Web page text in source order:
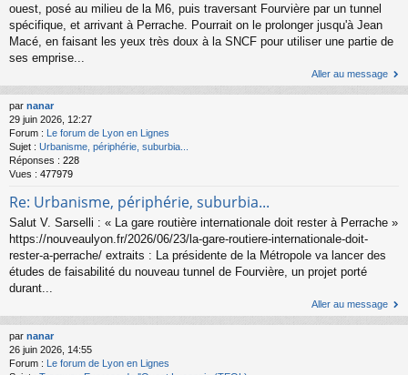
ouest, posé au milieu de la M6, puis traversant Fourvière par un tunnel
spécifique, et arrivant à Perrache. Pourrait on le prolonger jusqu'à Jean
Macé, en faisant les yeux très doux à la SNCF pour utiliser une partie de
ses emprise...
Aller au message
par nanar
29 juin 2026, 12:27
Forum : Le forum de Lyon en Lignes
Sujet : Urbanisme, périphérie, suburbia...
Réponses : 228
Vues : 477979
Re: Urbanisme, périphérie, suburbia...
Salut V. Sarselli : « La gare routière internationale doit rester à Perrache »
https://nouveaulyon.fr/2026/06/23/la-gare-routiere-internationale-doit-
rester-a-perrache/ extraits : La présidente de la Métropole va lancer des
études de faisabilité du nouveau tunnel de Fourvière, un projet porté
durant...
Aller au message
par nanar
26 juin 2026, 14:55
Forum : Le forum de Lyon en Lignes